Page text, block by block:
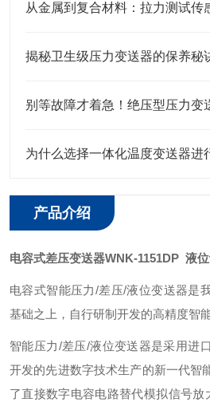
从金属到复合材料：拉力测试传
揭秘卫生级压力变送器的保养秘
为什么选择一体化温度变送器进
产品介绍
电容式差压变送器WNK-1151DP 液
电容式智能压力/差压/液位变送器是
基础之上，自行研制开发的高精度智
智能压力/差压/液位变送器是采用进
开发的先进数字技术生产的新一代智
了直接数字电容电路替代模拟信号放